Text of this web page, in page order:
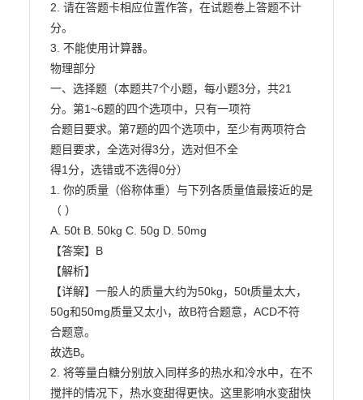
2. 请在答题卡相应位置作答，在试题卷上答题不计
分。
3. 不能使用计算器。
物理部分
一、选择题（本题共7个小题，每小题3分，共21
分。第1~6题的四个选项中，只有一项符
合题目要求。第7题的四个选项中，至少有两项符合
题目要求，全选对得3分，选对但不全
得1分，选错或不选得0分）
1. 你的质量（俗称体重）与下列各质量值最接近的是
（ ）
A. 50t B. 50kg C. 50g D. 50mg
【答案】B
【解析】
【详解】一般人的质量大约为50kg，50t质量太大，
50g和50mg质量又太小，故B符合题意，ACD不符
合题意。
故选B。
2. 将等量白糖分别放入同样多的热水和冷水中，在不
搅拌的情况下，热水变甜得更快。这里影响水变甜快